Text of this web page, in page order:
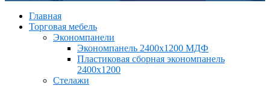
Главная
Торговая мебель
Экономпанели
Экономпанель 2400х1200 МДФ
Пластиковая сборная экономпанель
2400х1200
Стелажи